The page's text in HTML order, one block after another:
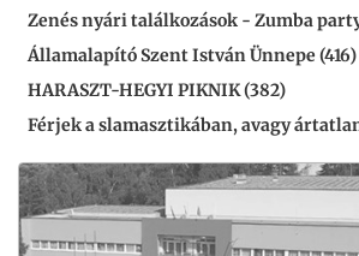
Zenés nyári találkozások - Zumba
Államalapító Szent István Ünnepe (416)
HARASZT-HEGYI PIKNIK (382)
Férjek a slamasztikában, avagy